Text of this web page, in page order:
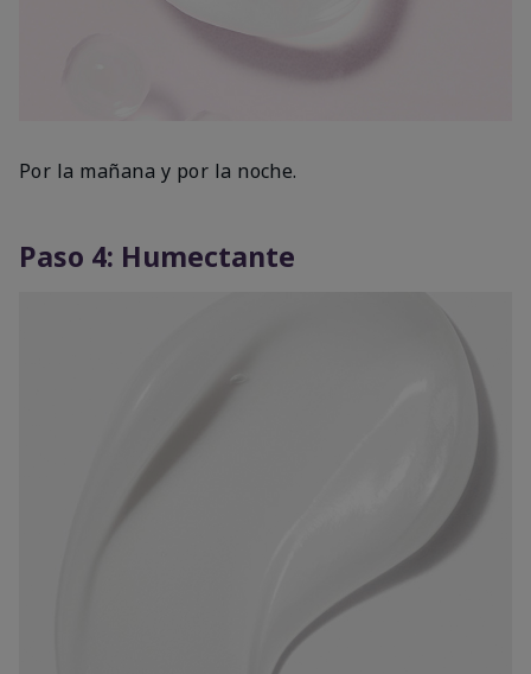
Por la mañana y por la noche.
Paso 4: Humectante